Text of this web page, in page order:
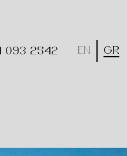
093 2542 EN GR